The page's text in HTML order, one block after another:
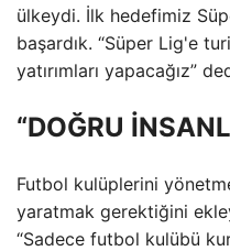
ülkeydi. İlk hedefimiz
başardık. “Süper Lig'e
yatırımları yapacağız”
“DOĞRU
Futbol kulüplerini
yaratmak gerektiğini
“Sadece futbol kulübü